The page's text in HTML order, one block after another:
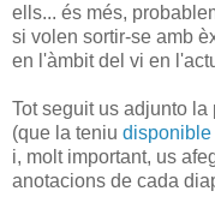
ells... és més,
si volen sortir-se amb
en l'àmbit del vi en
Tot seguit us adjunto
(que la teniu disponible
i, molt important, us
anotacions de cada